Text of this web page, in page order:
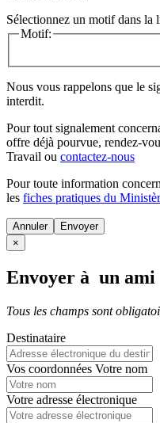
Sélectionnez un motif dans la
Motif:
Nous vous rappelons que le
interdit.
Pour tout signalement
offre déjà pourvue, rendez-
Travail ou contactez-nous
Pour toute information
les fiches pratiques du
Annuler
×
Envoyer à un ami
Tous les champs sont
Destinataire
Vos coordonnées Votre nom
Votre adresse électronique